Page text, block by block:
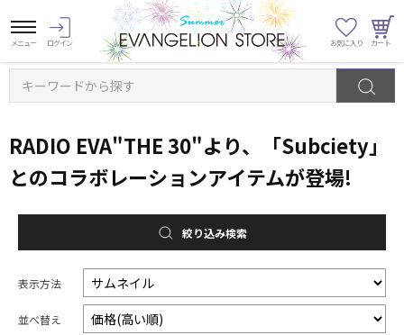
キーワードから探す
RADIO EVA"THE 30"より、「Subciety」
とのコラボレーションアイテムが登場!
絞り込み検索
表示方法
並べ替え